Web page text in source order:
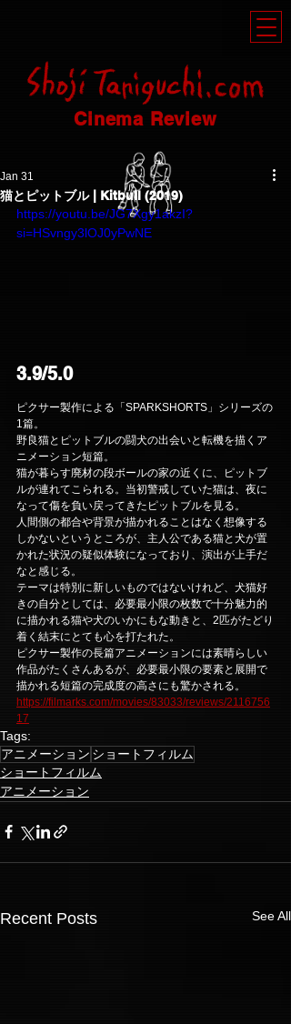
Cinema Review
猫とピットブル | Kitbull (2019)
Jan 31
https://youtu.be/JG7Xgy1akzI?
si=HSvngy3lOJ0yPwNE
3.9/5.0
ピクサー製作による「SPARKSHORTS」シリーズの
1篇。
野良猫とピットブルの闘犬の出会いと転機を描くア
ニメーション短篇。
猫が暮らす廃材の段ボールの家の近くに、ピットブ
ルが連れてこられる。当初警戒していた猫は、夜に
なって傷を負い戻ってきたピットブルを見る。
人間側の都合や背景が描かれることはなく想像する
しかないというところが、主人公である猫と犬が置
かれた状況の疑似体験になっており、演出が上手だ
なと感じる。
テーマは特別に新しいものではないけれど、犬猫好
きの自分としては、必要最小限の枚数で十分魅力的
に描かれる猫や犬のいかにもな動きと、2匹がたどり
着く結末にとても心を打たれた。
ピクサー製作の長篇アニメーションには素晴らしい
作品がたくさんあるが、必要最小限の要素と展開で
描かれる短篇の完成度の高さにも驚かされる。
https://filmarks.com/movies/83033/reviews/2116756
17
Tags:
アニメーション ショートフィルム
ショートフィルム
アニメーション
Recent Posts See All